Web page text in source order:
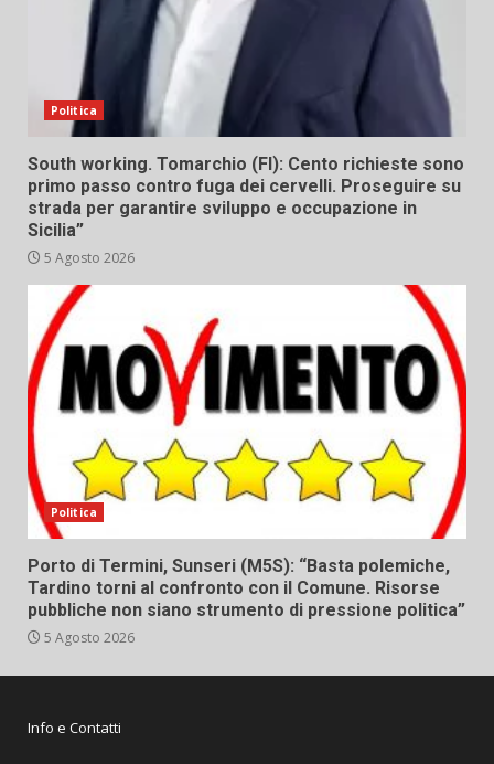
Politica
South working. Tomarchio (FI): Cento richieste sono
primo passo contro fuga dei cervelli. Proseguire su
strada per garantire sviluppo e occupazione in
Sicilia”
5 Agosto 2026
Politica
Porto di Termini, Sunseri (M5S): “Basta polemiche,
Tardino torni al confronto con il Comune. Risorse
pubbliche non siano strumento di pressione politica”
5 Agosto 2026
Info e Contatti